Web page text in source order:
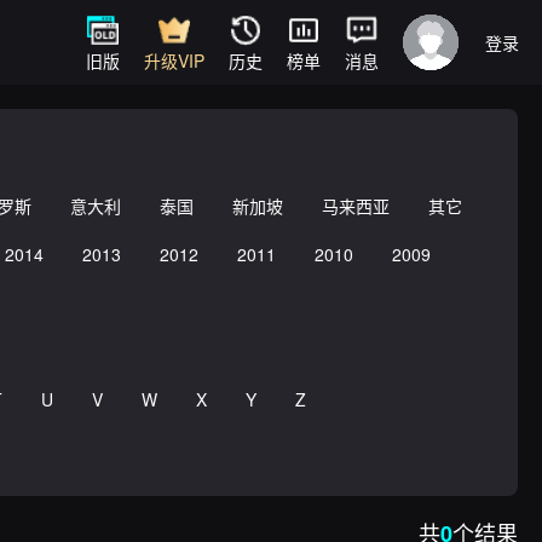
旧版 升级VIP 历史 榜单 消息
登录
斯 意大利 泰国 新加坡 马来西亚
其它
2014
2013 2012 2011 2010 2009
U V W X Y Z
共0个结果